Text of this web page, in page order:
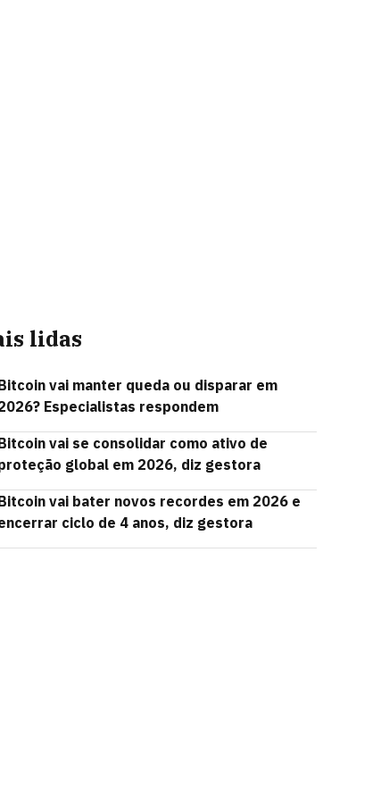
lidas
vai manter queda ou disparar em
Especialistas respondem
vai se consolidar como ativo de
global em 2026, diz gestora
vai bater novos recordes em 2026 e
ciclo de 4 anos, diz gestora